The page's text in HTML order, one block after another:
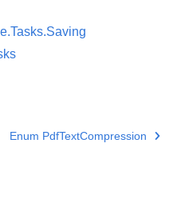
Enum PdfTextCompression